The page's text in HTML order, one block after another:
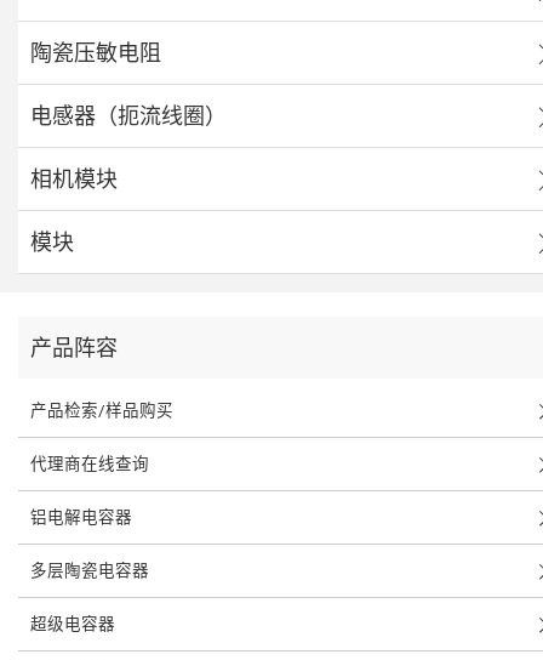
陶瓷压敏电阻
电感器（扼流线圈）
相机模块
模块
产品阵容
产品检索/样品购买
代理商在线查询
铝电解电容器
多层陶瓷电容器
超级电容器